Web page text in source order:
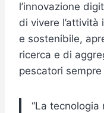
l’innovazione
di vivere
e sostenibile,
ricerca e di
pescatori
“La